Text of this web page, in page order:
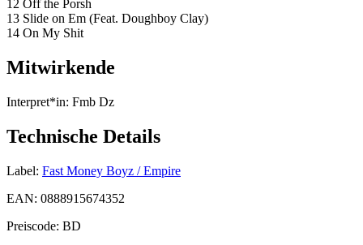
12 Off the Porsh
13 Slide on Em (Feat. Doughboy Clay)
14 On My Shit
Mitwirkende
Interpret*in: Fmb Dz
Technische Details
Label: Fast Money Boyz / Empire
EAN: 0888915674352
Preiscode: BD